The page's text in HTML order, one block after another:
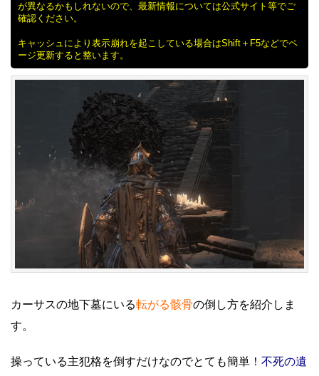
が異なるかもしれないので、最新情報については公式サイト等でご
確認ください。
キャッシュにより表示崩れを起こしている場合はShift＋F5などでペ
ージ更新すると整います。
カーサスの地下墓にいる転がる骸骨の倒し方を紹介しま
す。
操っている主犯格を倒すだけなのでとても簡単！ 不死の遺